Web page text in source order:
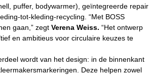
puffer, bodywarmer), geïntegreerde repair
tot-kleding-recycling. “Met BOSS
gaan,” zegt Verena Weiss. “Het ontwerp
en ambitieus voor circulaire keuzes te
wordt van het design: in de binnenkant
Deze helpen zowel